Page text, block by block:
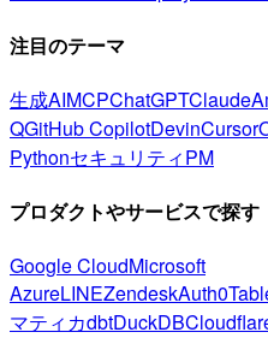
注目のテーマ
生成AIMCPChatGPTClaude
QGitHub CopilotDevinCursor
PythonセキュリティPM
プロダクトやサービスで探す
Google CloudMicrosoft
AzureLINEZendeskAuth0
マティカdbtDuckDB